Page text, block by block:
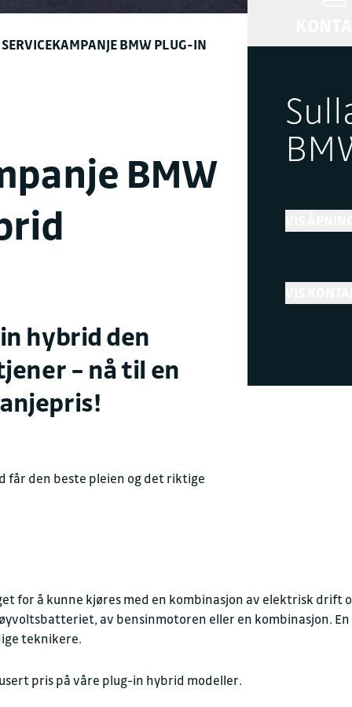
SERVICEKAMPANJE BMW PLUG-IN
BMW
hybrid den
– nå til en
får den beste pleien og det riktige
←Stengt
7714
for å kunne kjøres med en kombinasjon av elektrisk drift
av bensinmotoren eller en kombinasjon.
teknikere.
pris på våre plug-in hybrid modeller.